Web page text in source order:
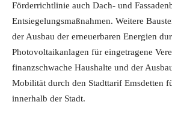
Förderrichtlinie auch Dach- und
Entsiegelungsmaßnahmen. Weitere
der Ausbau der erneuerbaren Energien
Photovoltaikanlagen für eingetragene
finanzschwache Haushalte und der
Mobilität durch den Stadttarif Emsdetten
innerhalb der Stadt.